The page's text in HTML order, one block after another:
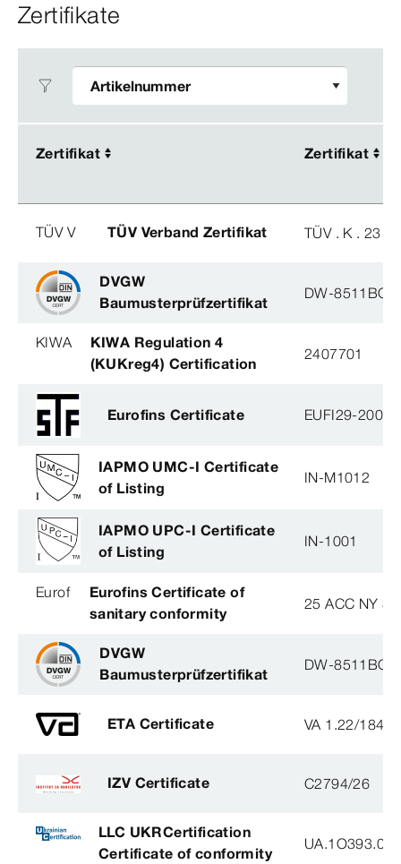
Zertifikate
Zertifikat Zertifikat
Zertifikat Zertifikat
TÜV V TÜV Verband Zertifikat TÜV . K . 23 -
DVGW
Baumusterprüfzertifikat
DW-
KIWA
KIWA Regulation 4
(KUKreg4) Certification
2407701
Eurofins Certificate EUFI29-
IAPMO UMC-I Certificate
of Listing
IN-M1012
IAPMO UPC-I Certificate
of Listing
IN-1001
Eurof
Eurofins Certificate of
sanitary conformity
25 ACC NY
DVGW
Baumusterprüfzertifikat
DW-
ETA Certificate VA 1.22/18407
IZV Certificate C2794/26
LLC UKRCertification
Certificate of conformity